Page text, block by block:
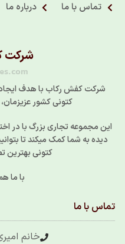
تماس با ما
درباره ما
شرکت
شرکت کفش رکاب با هدف
کتونی کشور
این مجموعه تجاری بزرگ با در
دیده به شما کمک میکند تا
کتونی بهترین
با ما
تماس با ما
خانم امیری: